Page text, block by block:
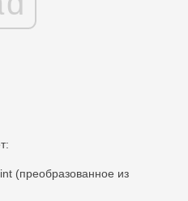
(преобразованное из